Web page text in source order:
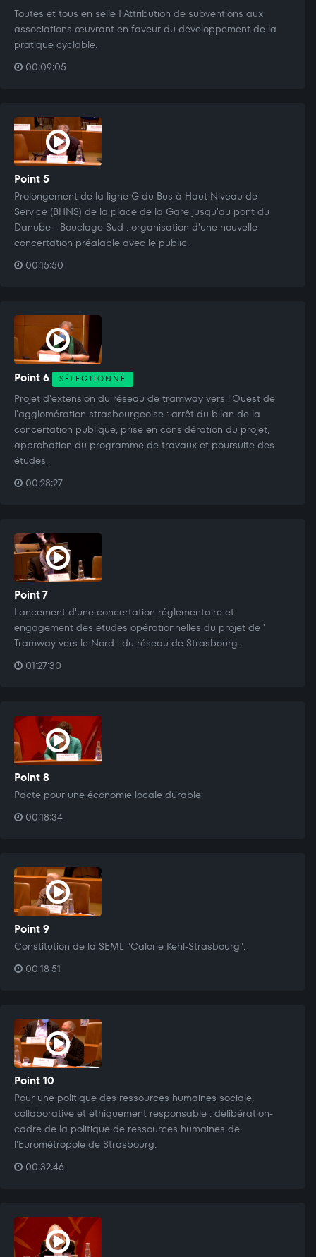
Toutes et tous en selle ! Attribution de subventions aux
associations œuvrant en faveur du développement de la
pratique cyclable.
00:09:05
Point 5
Prolongement de la ligne G du Bus à Haut Niveau de
Service (BHNS) de la place de la Gare jusqu'au pont du
Danube - Bouclage Sud : organisation d'une nouvelle
concertation préalable avec le public.
00:15:50
Point 6 SÉLECTIONNÉ
Projet d'extension du réseau de tramway vers l'Ouest de
l'agglomération strasbourgeoise : arrêt du bilan de la
concertation publique, prise en considération du projet,
approbation du programme de travaux et poursuite des
études.
00:28:27
Point 7
Lancement d'une concertation réglementaire et
engagement des études opérationnelles du projet de '
Tramway vers le Nord ' du réseau de Strasbourg.
01:27:30
Point 8
Pacte pour une économie locale durable.
00:18:34
Point 9
Constitution de la SEML "Calorie Kehl-Strasbourg".
00:18:51
Point 10
Pour une politique des ressources humaines sociale,
collaborative et éthiquement responsable : délibération-
cadre de la politique de ressources humaines de
l'Eurométropole de Strasbourg.
00:32:46